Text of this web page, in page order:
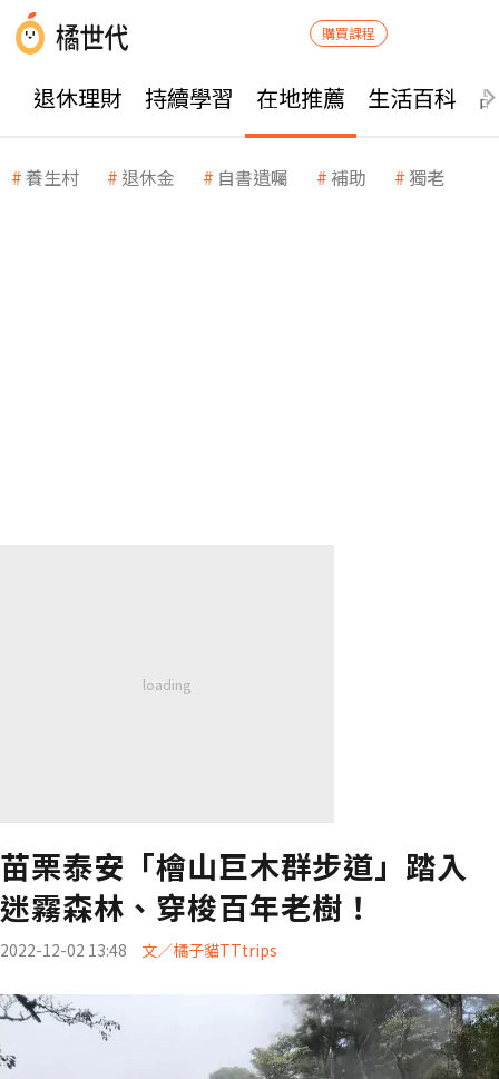
購買課程
退休理財 持續學習 在地推薦 生活百科
養生村 退休金 自書遺囑 補助 獨老
苗栗泰安「檜山巨木群步道」踏入
迷霧森林、穿梭百年老樹！
2022-12-02 13:48 文／橘子貓TTtrips